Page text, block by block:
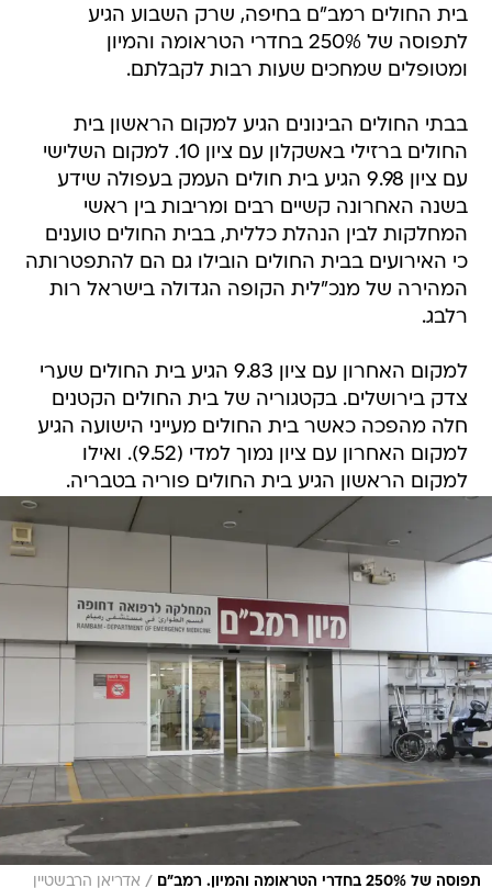
בית החולים רמב"ם בחיפה, שרק השבוע הגיע
לתפוסה של 250% בחדרי הטראומה והמיון
ומטופלים שמחכים שעות רבות לקבלתם.
בבתי החולים הבינונים הגיע למקום הראשון בית
החולים ברזילי באשקלון עם ציון 10. למקום השלישי
עם ציון 9.98 הגיע בית חולים העמק בעפולה שידע
בשנה האחרונה קשיים רבים ומריבות בין ראשי
המחלקות לבין הנהלת כללית, בבית החולים טוענים
כי האירועים בבית החולים הובילו גם הם להתפטרותה
המהירה של מנכ"לית הקופה הגדולה בישראל רות
רלבג.
למקום האחרון עם ציון 9.83 הגיע בית החולים שערי
צדק בירושלים. בקטגוריה של בית החולים הקטנים
חלה מהפכה כאשר בית החולים מעייני הישועה הגיע
למקום האחרון עם ציון נמוך למדי (9.52). ואילו
למקום הראשון הגיע בית החולים פוריה בטבריה.
תפוסה של 250% בחדרי הטראומה והמיון. רמב"ם / אדריאן הרבשטיין